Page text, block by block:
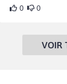
0 0
VOIR